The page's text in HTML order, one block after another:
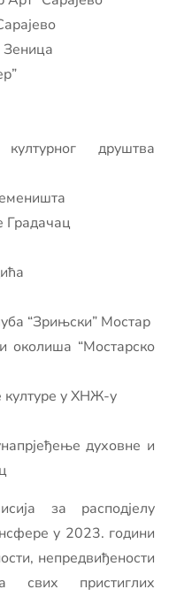
Зеница
друштва
Градачац
“Зрињски” Мостар
околиша “Мостарско
културе у ХНЖ-у
духовне и
за расподјелу
у 2023. години
непредвиђености
свих пристиглих